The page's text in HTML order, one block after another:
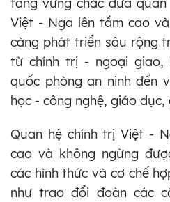
tảng vững chắc đưa
Việt - Nga lên tầm cao
càng phát triển sâu rộng
từ chính trị - ngoại giao,
quốc phòng an ninh đến
học - công nghệ, giáo
Quan hệ chính trị Việt -
cao và không ngừng
các hình thức và cơ chế
như trao đổi đoàn các